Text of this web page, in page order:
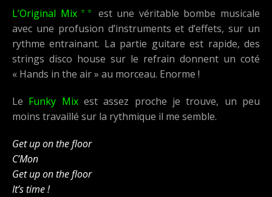
L’Original Mix⭐⭐
est une véritable bombe musicale
avec une profusion d’instruments et d’effets, sur un
rythme entrainant. La partie guitare est rapide, des
strings disco house sur le refrain donnent un coté
« Hands in the air » au morceau. Enorme !
Le Funky Mixest assez proche je trouve, un peu
moins travaillé sur la rythmique il me semble.
Get up on the floor
C’Mon
Get up on the floor
It’s time !